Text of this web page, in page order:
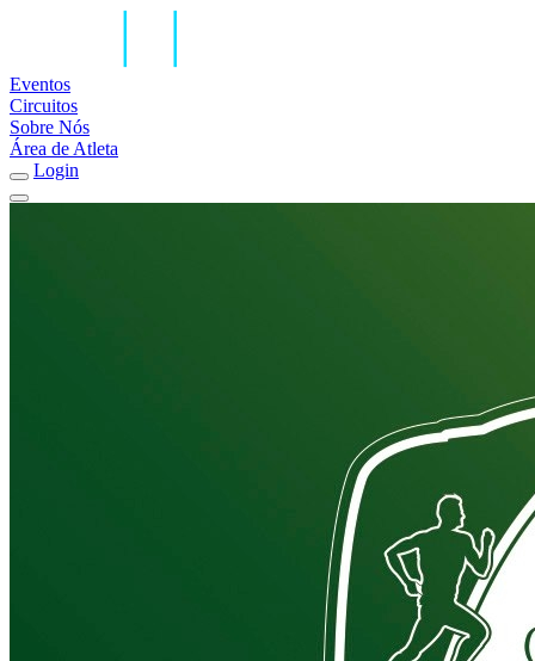
Eventos
Circuitos
Sobre Nós
Área de Atleta
Login